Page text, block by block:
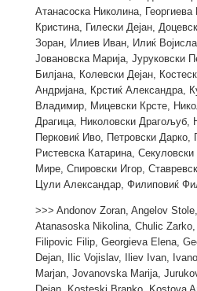
Атанасоска Николина, Георгиева
Кристина, Гилески Дејан,
Зоран, Илиев Иван, Илиќ
Јовановска Марија, Јуруковски
Билјана, Колевски Дејан,
Андријана, Крстиќ Александра,
Владимир, Мицевски Крсте,
Драгица, Николовски Драгољуб,
Перковиќ Иво, Петровски Дарко,
Ристевска Катарина,
Мире, Спировски Игор,
Цули Александар, Филиповиќ
>>> Andonov Zoran, Angelov
Atanasoska Nikolina, Chulic
Filipovic Filip, Georgieva Elena,
Dejan, Ilic Vojislav, Iliev Ivan,
Marjan, Jovanovska Marija,